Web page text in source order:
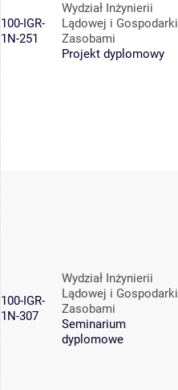
100-IGR-
1N-251
Wydział Inżynierii
Lądowej i Gospodarki
Zasobami
Projekt dyplomowy
100-IGR-
1N-307
Wydział Inżynierii
Lądowej i Gospodarki
Zasobami
Seminarium
dyplomowe